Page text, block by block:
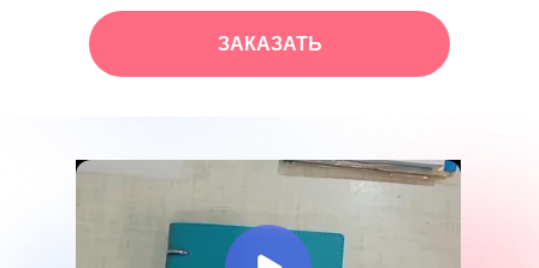
ЗАКАЗАТЬ